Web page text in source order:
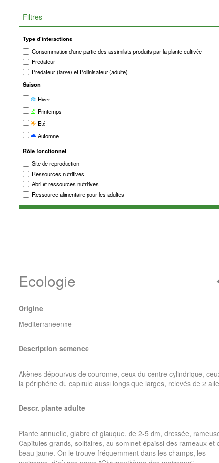
Filtres
Type d'interactions
Consommation d'une partie des assimilats produits par la plante cultivée
Prédateur
Prédateur (larve) et Pollinisateur (adulte)
Saison
Hiver
Printemps
Été
Automne
Rôle fonctionnel
Site de reproduction
Ressources nutritives
Abri et ressources nutritives
Ressource alimentaire pour les adultes
Ecologie
Origine
Méditerranéenne
Description semence
Akènes dépourvus de couronne, ceux du centre cylindrique,
la périphérie du capitule aussi longs que larges, relevés de 2
Descr. plante adulte
Plante annuelle, glabre et glauque, de 2-5 dm, dressée,
Capitules grands, solitaires, au sommet épaissi des rameaux et
beau jaune. On le trouve fréquemment dans les champs, les